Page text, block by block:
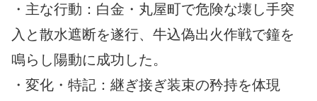
・主な行動：白金・丸屋町で危険な壊し手突
入と散水遮断を遂行、牛込偽出火作戦で鐘を
鳴らし陽動に成功した。
・変化・特記：継ぎ接ぎ装束の矜持を体現